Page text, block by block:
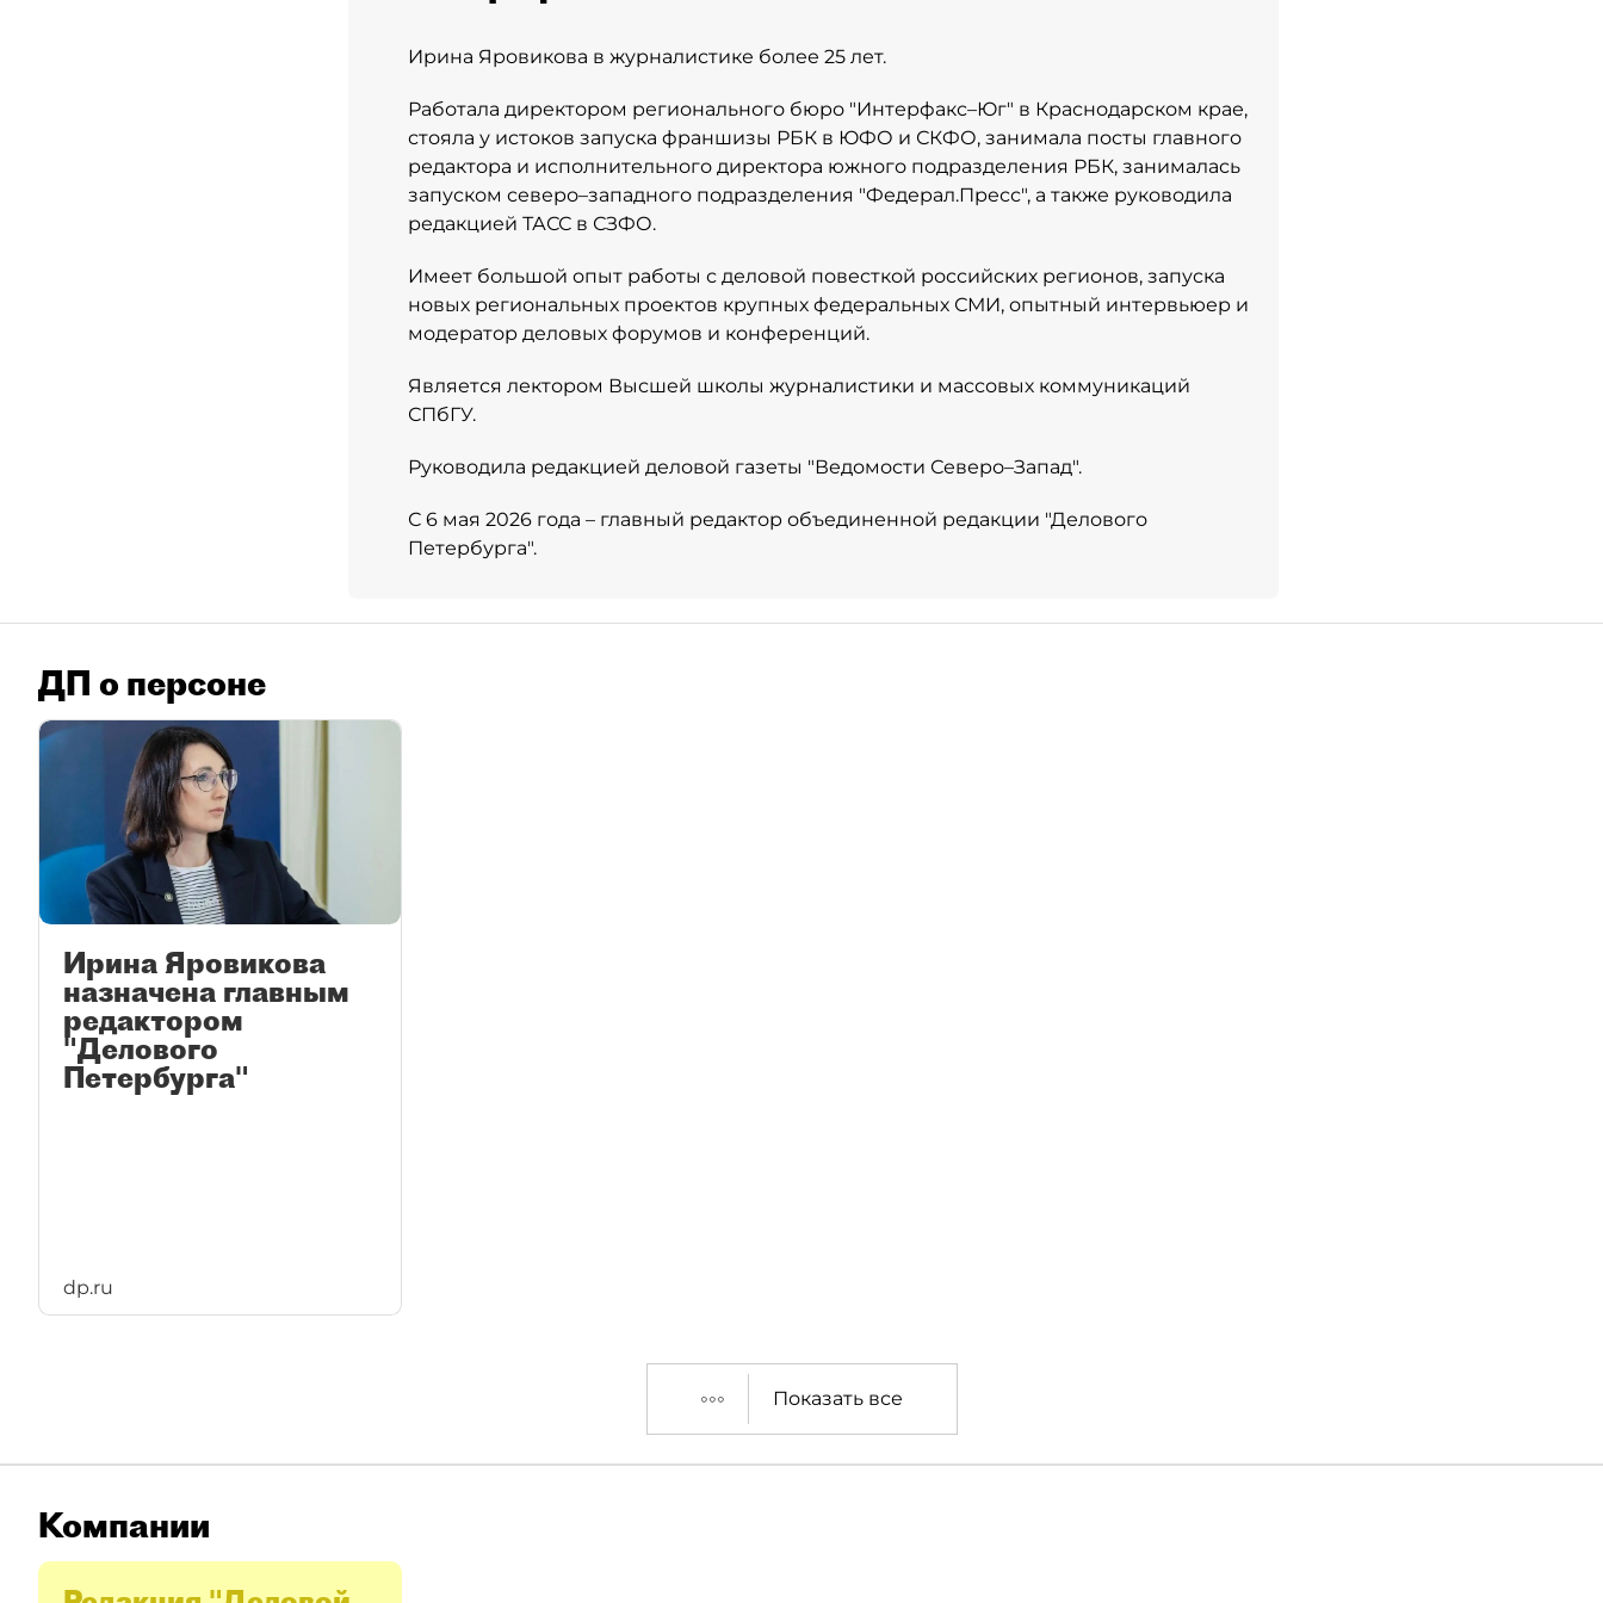
Ирина Яровикова в журналистике более 25 лет.
Работала директором регионального бюро "Интерфакс–Юг" в Краснодарском крае,
стояла у истоков запуска франшизы РБК в ЮФО и СКФО, занимала посты главного
редактора и исполнительного директора южного подразделения РБК, занималась
запуском северо–западного подразделения "Федерал.Пресс", а также руководила
редакцией ТАСС в СЗФО.
Имеет большой опыт работы с деловой повесткой российских регионов, запуска
новых региональных проектов крупных федеральных СМИ, опытный интервьюер и
модератор деловых форумов и конференций.
Является лектором Высшей школы журналистики и массовых коммуникаций
СПбГУ.
Руководила редакцией деловой газеты "Ведомости Северо–Запад".
С 6 мая 2026 года – главный редактор объединенной редакции "Делового
Петербурга".
ДП о персоне
Ирина Яровикова
назначена главным
редактором
"Делового
Петербурга"
dp.ru
Показать все
Компании